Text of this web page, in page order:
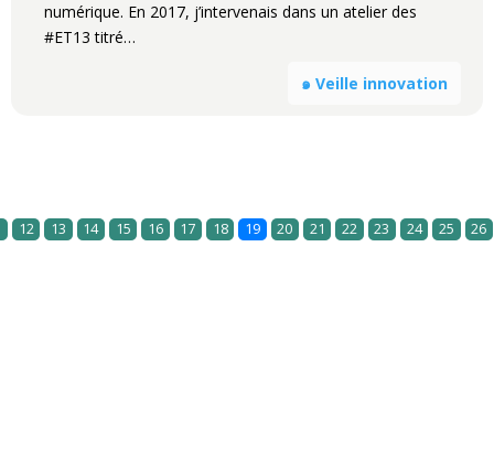
numérique. En 2017, j’intervenais dans un atelier des
#ET13 titré…
๑ Veille innovation
12 13 14 15 16 17 18 19 20 21 22 23 24 25 26